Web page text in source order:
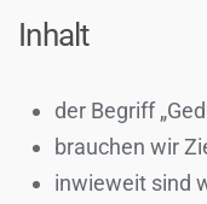
Inhalt
der Begriff
brauchen wir
inwieweit sind